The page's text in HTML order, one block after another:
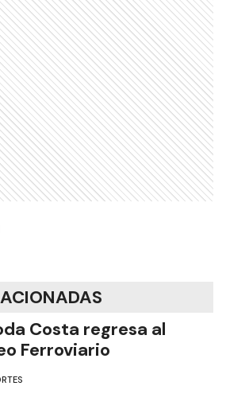
Costa regresa al
Ferroviario